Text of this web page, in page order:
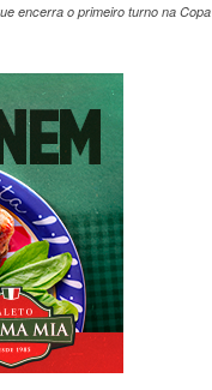
encerra o primeiro turno na Copa